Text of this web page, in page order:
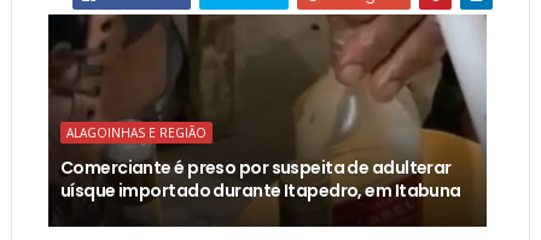
ALAGOINHAS E REGIÃO
Comerciante é preso por suspeita de adulterar
uísque importado durante Itapedro, em Itabuna